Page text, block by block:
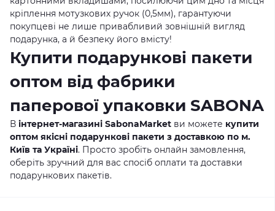
кріплення мотузкових ручок (0,5мм), гарантуючи
покупцеві не лише привабливий зовнішній вигляд
подарунка, а й безпеку його вмісту!
Купити подарункові пакети
оптом від фабрики
паперової упаковки SABONA
В інтернет-магазині SabonaMarket ви можете купити
оптом якісні подарункові пакети з доставкою по м.
Київ та Україні. Просто зробіть онлайн замовлення,
оберіть зручний для вас спосіб оплати та доставки
подарункових пакетів.